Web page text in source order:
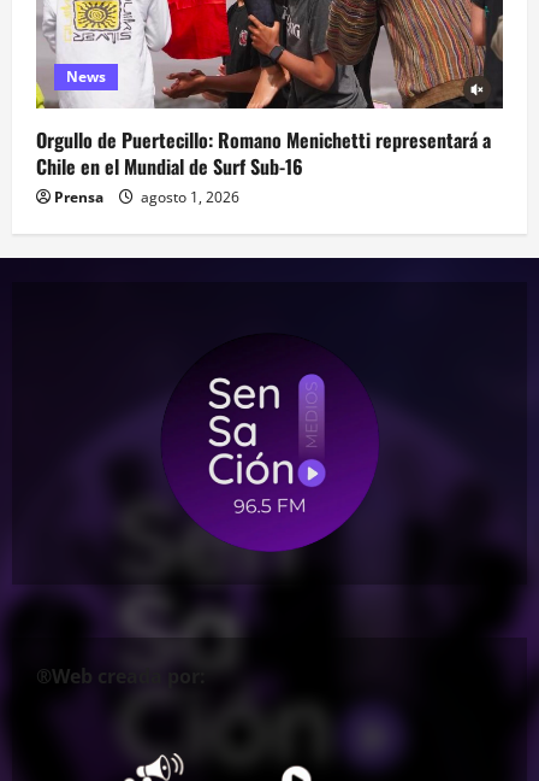
News
Orgullo de Puertecillo: Romano Menichetti representará a
Chile en el Mundial de Surf Sub-16
Prensa agosto 1, 2026
®Web creada por: